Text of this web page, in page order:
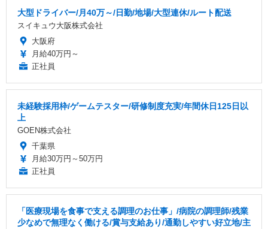
大型ドライバー/月40万～/日勤/地場/大型連休/ルート配送
スイキュウ大阪株式会社
大阪府
月給40万円～
正社員
未経験採用枠/ゲームテスター/研修制度充実/年間休日125日以
上
GOEN株式会社
千葉県
月給30万円～50万円
正社員
「医療現場を食事で支える調理のお仕事」/病院の調理師/残業
少なめで無理なく働ける/賞与支給あり/通勤しやすい好立地/主